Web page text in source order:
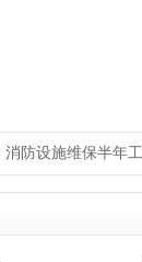
消防设施维保半年